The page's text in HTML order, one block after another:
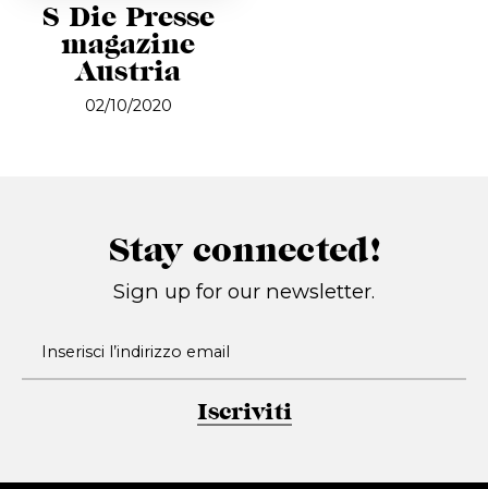
S Die Presse
magazine
Austria
02/10/2020
Stay connected!
Sign up for our newsletter.
Iscriviti